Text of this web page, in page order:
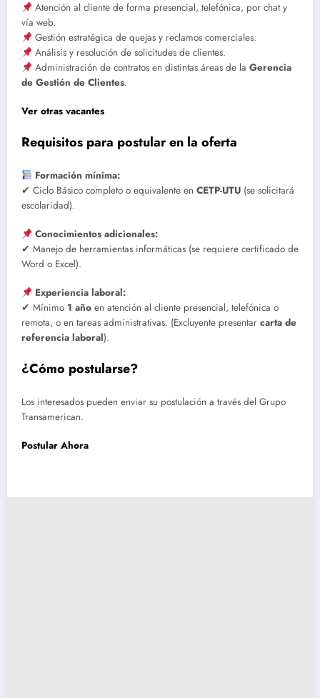
Atención al cliente de forma presencial, telefónica, por chat y
vía web.
Gestión estratégica de quejas y reclamos comerciales.
Análisis y resolución de solicitudes de clientes.
Administración de contratos en distintas áreas de laGerencia
de Gestión de Clientes.
Ver otras vacantes
Requisitos para postular en la oferta
Formación mínima:
✔ Ciclo Básico completo o equivalente en CETP-UTU (se solicitará
escolaridad).
Conocimientos adicionales:
✔ Manejo de herramientas informáticas (se requiere certificado de
Word o Excel).
Experiencia laboral:
✔ Mínimo 1 año en atención al cliente presencial, telefónica o
remota, o en tareas administrativas. (Excluyente presentar carta de
referencia laboral).
¿Cómo postularse?
Los interesados pueden enviar su postulación a través del Grupo
Transamerican.
Postular Ahora